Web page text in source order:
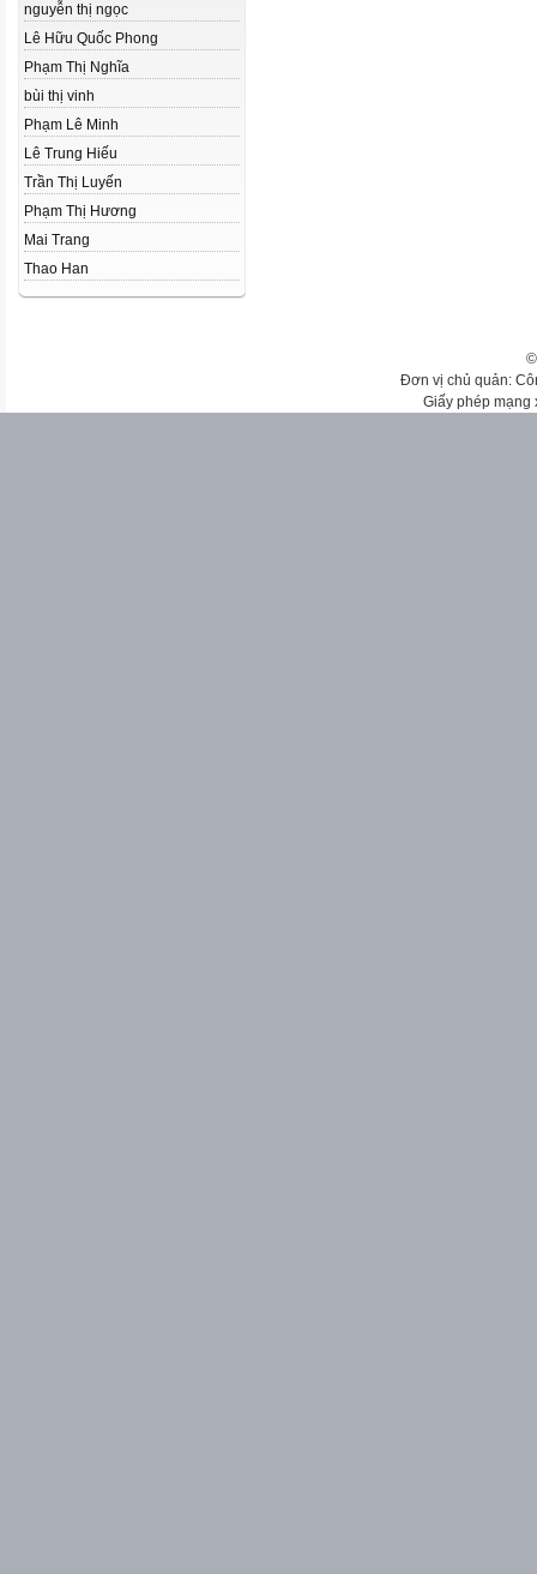
nguyễn thị ngọc
Lê Hữu Quốc Phong
Phạm Thị Nghĩa
bùi thị vinh
Phạm Lê Minh
Lê Trung Hiếu
Trần Thị Luyến
Phạm Thị Hương
Mai Trang
Thao Han
Đơn vị chủ quản:
Giấy phép mạng